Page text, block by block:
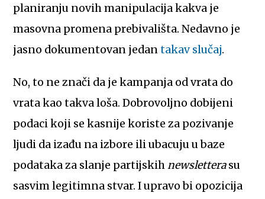
planiranju novih manipulacija kakva je
masovna promena prebivališta. Nedavno je
jasno dokumentovan jedantakav slučaj.
No, to ne znači da je kampanja od vrata do
vrata kao takva loša. Dobrovoljno dobijeni
podaci koji se kasnije koriste za pozivanje
ljudi da izađu na izbore ili ubacuju u baze
podataka za slanje partijskihnewsletterasu
sasvim legitimna stvar. I upravo bi opozicija